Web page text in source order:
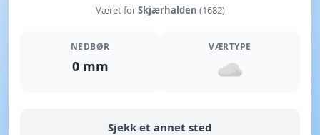
Været forSkjærhalden (1682)
NEDBØR
0 mm
VÆRTYPE
Sjekk et annet sted